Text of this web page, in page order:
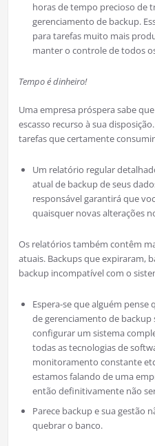
horas de tempo precioso de
gerenciamento de backup.
para tarefas muito mais
manter o controle de todos
Tempo é dinheiro!
Uma empresa próspera sabe
escasso recurso à sua
tarefas que certamente
Um relatório regular
atual de backup de seus
responsável garantirá que
quaisquer novas alterações
Os relatórios também contêm
atuais. Backups que expiraram,
backup incompatível com o
Espera-se que alguém
de gerenciamento de backup
configurar um sistema
todas as tecnologias de
monitoramento constante
estamos falando de uma
então definitivamente não
Parece backup e sua gestão
quebrar o banco.